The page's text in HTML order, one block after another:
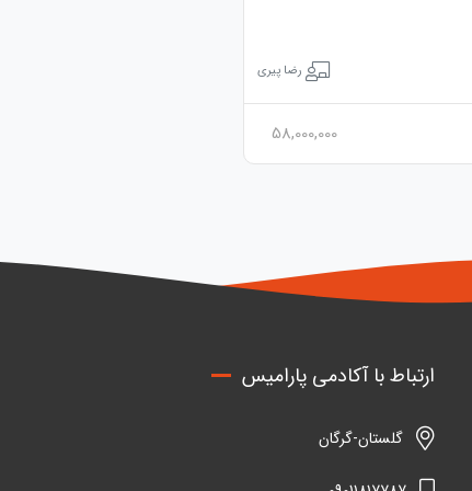
رضا پیری
58,000,000
ارتباط با آکادمی پارامیس
گلستان-گرگان